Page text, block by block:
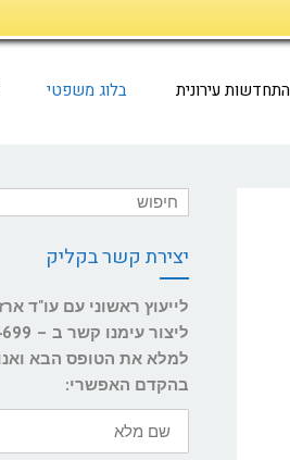
התחדשות עירונית בלוג משפטי
יצירת קשר בקליק
לייעוץ ראשוני עם עו"ד
למלא את הטופס הבא
בהקדם האפשרי:
שם
מלא